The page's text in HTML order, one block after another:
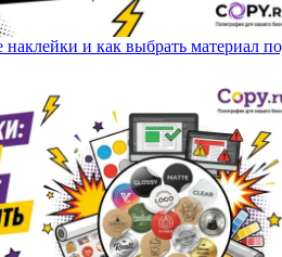
и как выбрать материал